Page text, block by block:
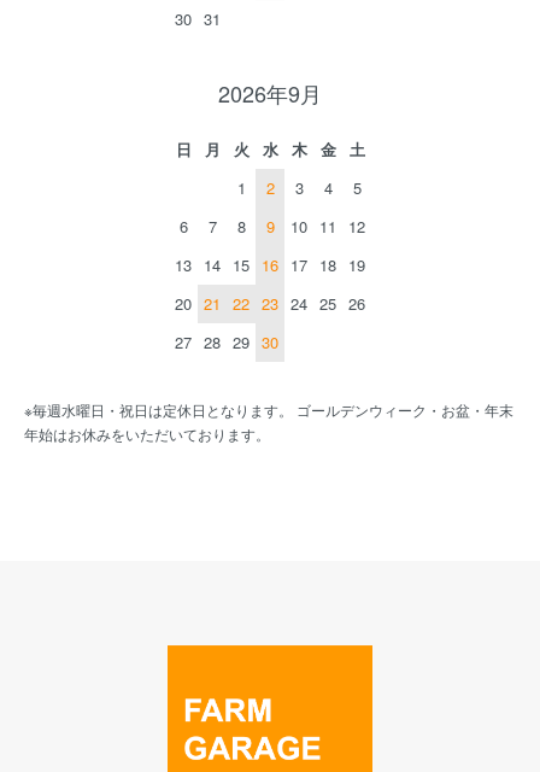
30 31
2026年9月
日 月 火 水 木 金
土
1
2 3 4
5
6
7 8 9 10 11
12
13 14 15 16 17 18 19
20 21 22 23 24 25 26
27 28 29 30
※毎週水曜日・祝日は定休日となります。 ゴールデンウィーク・お盆・年末
年始はお休みをいただいております。